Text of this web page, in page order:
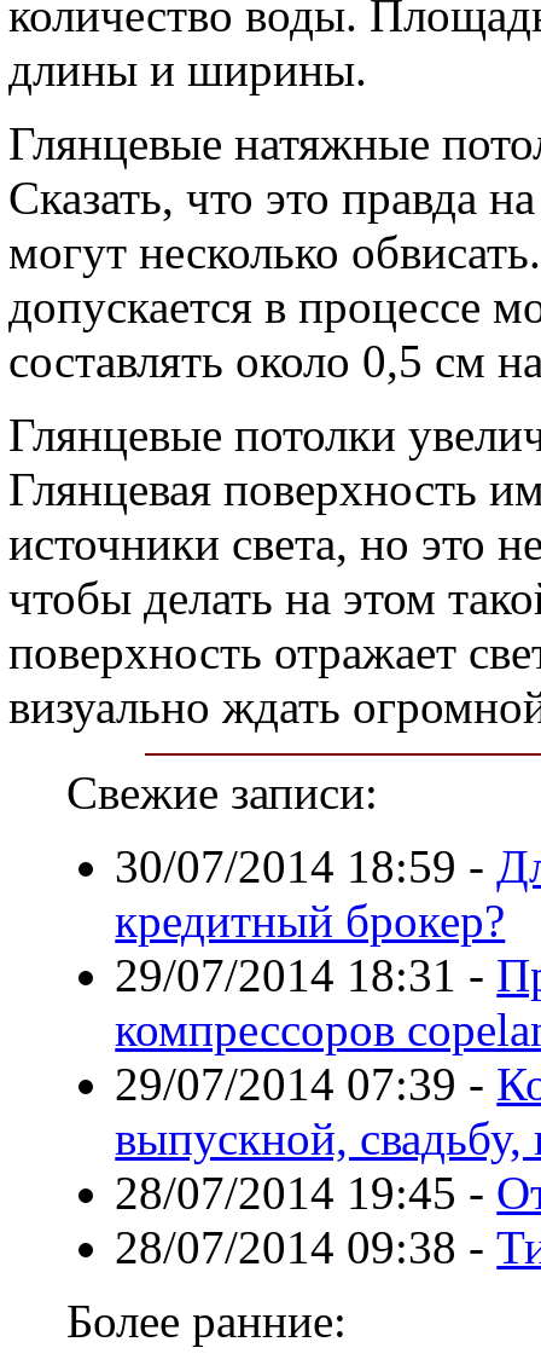
количество воды.
длины и ширины.
Глянцевые натяжные
Сказать, что это правда
могут несколько
допускается в процессе
составлять около 0,5 см
Глянцевые потолки
Глянцевая поверхность
источники света, но это
чтобы делать на этом
поверхность отражает
визуально ждать
Свежие записи:
30/07/2014 18:59 -
кредитный брокер?
29/07/2014 18:31 -
компрессоров
29/07/2014 07:39 -
выпускной,
28/07/2014 19:45 -
28/07/2014 09:38 -
Более ранние: